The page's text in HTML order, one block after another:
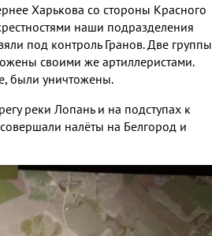
Харькова со стороны Красного
наши подразделения
под контроль Гранов. Две группы
своими же артиллеристами.
были уничтожены.
реки Лопань и на подступах к
налёты на Белгород и